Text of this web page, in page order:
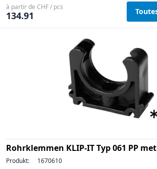
à partir de CHF / pcs
134.91
Rohrklemmen KLIP-IT Typ 061 PP
Produkt: 1670610